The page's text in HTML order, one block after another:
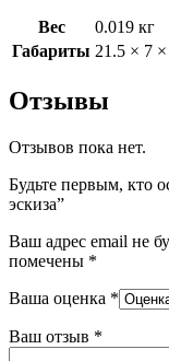
Вес
0.019 кг
Габариты 21.5 × 7
Отзывы
Отзывов пока нет.
Будьте первым, кто
эскиза”
Ваш адрес email не
помечены *
Ваша оценка *
Ваш отзыв *